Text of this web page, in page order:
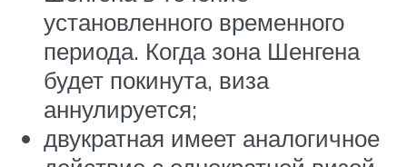
установленного временного
периода. Когда зона Шенгена
будет покинута, виза
аннулируется;
двукратная имеет аналогичное